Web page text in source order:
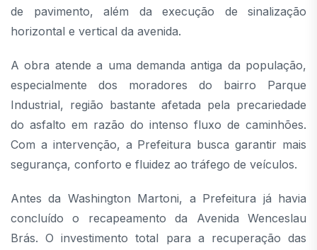
de pavimento, além da execução de sinalização
horizontal e vertical da avenida.
A obra atende a uma demanda antiga da população,
especialmente dos moradores do bairro Parque
Industrial, região bastante afetada pela precariedade
do asfalto em razão do intenso fluxo de caminhões.
Com a intervenção, a Prefeitura busca garantir mais
segurança, conforto e fluidez ao tráfego de veículos.
Antes da Washington Martoni, a Prefeitura já havia
concluído o recapeamento da Avenida Wenceslau
Brás. O investimento total para a recuperação das